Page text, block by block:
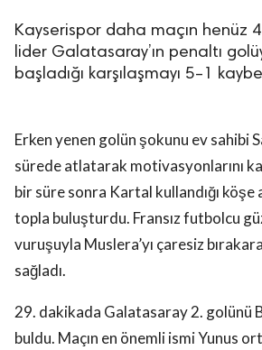
Kayserispor daha maçın henüz
lider Galatasaray’ın penaltı
başladığı karşılaşmayı 5–1
Erken yenen golün şokunu ev sahibi
sürede atlatarak motivasyonlarını
bir süre sonra Kartal kullandığı köşe
topla buluşturdu. Fransız futbolcu
vuruşuyla Muslera’yı çaresiz
sağladı.
29. dakikada Galatasaray 2. golünü
buldu. Maçın en önemli ismi Yunus